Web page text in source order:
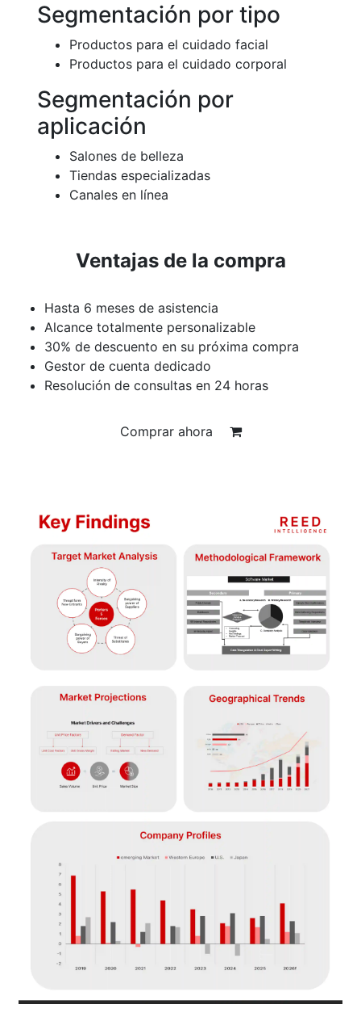
Segmentación por tipo
Productos para el cuidado facial
Productos para el cuidado corporal
Segmentación por
aplicación
Salones de belleza
Tiendas especializadas
Canales en línea
Ventajas de la compra
Hasta 6 meses de asistencia
Alcance totalmente personalizable
30% de descuento en su próxima compra
Gestor de cuenta dedicado
Resolución de consultas en 24 horas
Comprar ahora